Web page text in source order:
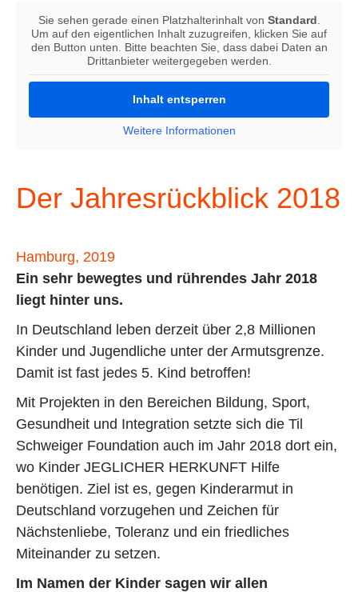
Sie sehen gerade einen Platzhalterinhalt von Standard
Um auf den eigentlichen Inhalt zuzugreifen, klicken Sie auf
den Button unten. Bitte beachten Sie, dass dabei Daten an
Drittanbieter weitergegeben werden.
Inhalt entsperren
Weitere Informationen
Der Jahresrückblick 2018
Hamburg, 2019
Ein sehr bewegtes und rührendes Jahr 2018
liegt hinter uns.
In Deutschland leben derzeit über 2,8 Millionen
Kinder und Jugendliche unter der Armutsgrenze.
Damit ist fast jedes 5. Kind betroffen!
Mit Projekten in den Bereichen Bildung, Sport,
Gesundheit und Integration setzte sich die Til
Schweiger Foundation auch im Jahr 2018 dort ein,
wo Kinder JEGLICHER HERKUNFT Hilfe
benötigen. Ziel ist es, gegen Kinderarmut in
Deutschland vorzugehen und Zeichen für
Nächstenliebe, Toleranz und ein friedliches
Miteinander zu setzen.
Im Namen der Kinder sagen wir allen